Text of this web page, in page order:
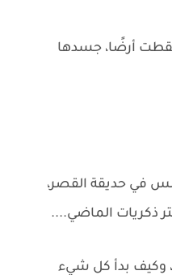
أرضًا، جسدها
في حديقة القصر،
ذكريات الماضي....
وكيف بدأ كل شيء